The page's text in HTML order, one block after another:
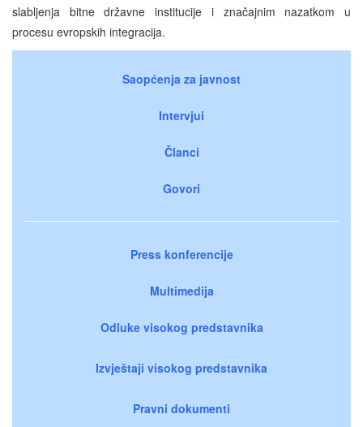
slabljenja bitne državne institucije i značajnim nazatkom u
procesu evropskih integracija.
Saopćenja za javnost
Intervjui
Članci
Govori
Press konferencije
Multimedija
Odluke visokog predstavnika
Izvještaji visokog predstavnika
Pravni dokumenti